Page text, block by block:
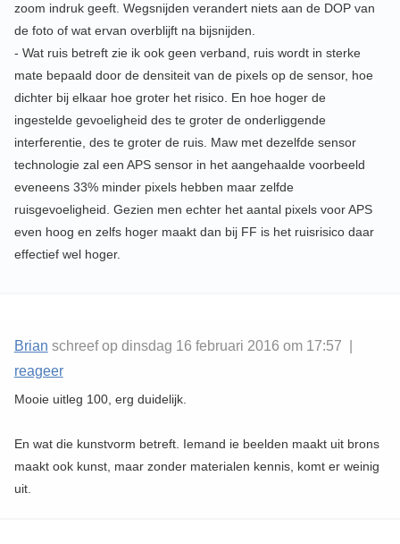
zoom indruk geeft. Wegsnijden verandert niets aan de DOP van
de foto of wat ervan overblijft na bijsnijden.
- Wat ruis betreft zie ik ook geen verband, ruis wordt in sterke
mate bepaald door de densiteit van de pixels op de sensor, hoe
dichter bij elkaar hoe groter het risico. En hoe hoger de
ingestelde gevoeligheid des te groter de onderliggende
interferentie, des te groter de ruis. Maw met dezelfde sensor
technologie zal een APS sensor in het aangehaalde voorbeeld
eveneens 33% minder pixels hebben maar zelfde
ruisgevoeligheid. Gezien men echter het aantal pixels voor APS
even hoog en zelfs hoger maakt dan bij FF is het ruisrisico daar
effectief wel hoger.
Brian schreef op dinsdag 16 februari 2016 om 17:57 |
reageer
Mooie uitleg 100, erg duidelijk.
En wat die kunstvorm betreft. Iemand ie beelden maakt uit brons
maakt ook kunst, maar zonder materialen kennis, komt er weinig
uit.